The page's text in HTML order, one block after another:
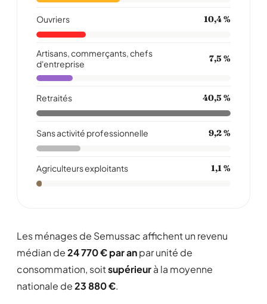
Ouvriers 10,4 %
Artisans, commerçants, chefs
d'entreprise
7,5 %
Retraités 40,5 %
Sans activité professionnelle 9,2 %
Agriculteurs exploitants 1,1 %
Les ménages de Semussac affichent un revenu
médian de24 770 € par anpar unité de
consommation, soitsupérieurà la moyenne
nationale de23 880 €.